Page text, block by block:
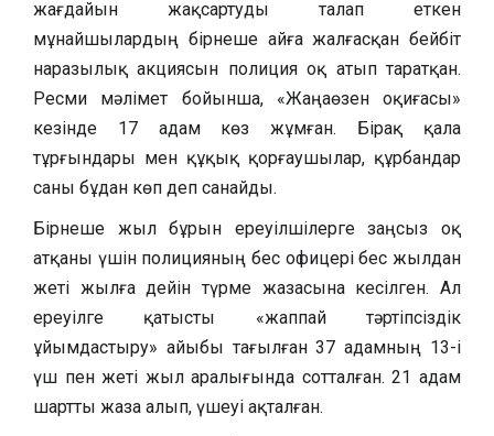
жағдайын жақсартуды талап еткен
мұнайшылардың бірнеше айға жалғасқан бейбіт
наразылық акциясын полиция оқ атып таратқан.
Ресми мәлімет бойынша, «Жаңаөзен оқиғасы»
кезінде 17 адам көз жұмған. Бірақ қала
тұрғындары мен құқық қорғаушылар, құрбандар
саны бұдан көп деп санайды.
Бірнеше жыл бұрын ереуілшілерге заңсыз оқ
атқаны үшін полицияның бес офицері бес жылдан
жеті жылға дейін түрме жазасына кесілген. Ал
ереуілге қатысты «жаппай тәртіпсіздік
ұйымдастыру» айыбы тағылған 37 адамның 13-і
үш пен жеті жыл аралығында сотталған. 21 адам
шартты жаза алып, үшеуі ақталған.